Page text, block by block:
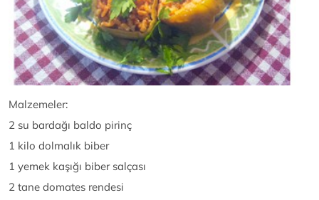
Malzemeler:
2 su bardağı baldo pirinç
1 kilo dolmalık biber
1 yemek kaşığı biber salçası
2 tane domates rendesi